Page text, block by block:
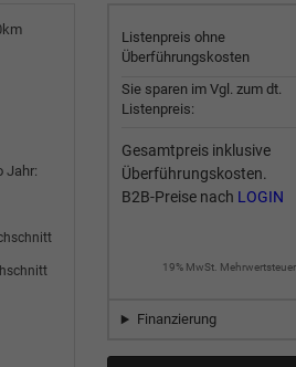
Listenpreis ohne
Überführungskosten
Sie sparen im Vgl. zum dt.
Listenpreis:
Gesamtpreis inklusive
Überführungskosten.
B2B-Preise nach LOGIN
19% MwSt.
Finanzierung
Jahr: